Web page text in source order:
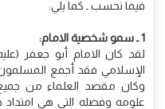
فيما نحسب ـ كما يلي:
1 ـ سمو شخصية الامام:
لقد كان الامام أبو جعفر
الإسلامي فقد أجمع
وكان مقصد العلماء من جميع
علومه وفضله التي هي امتداد